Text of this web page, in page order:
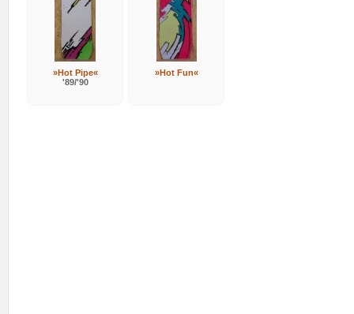
»Hot Pipe«
'89/'90
»Hot Fun«